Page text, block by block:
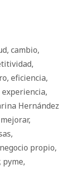
, cambio,
,
, eficiencia,
experiencia,
Hernández
mejorar,
,
negocio propio,
pyme,